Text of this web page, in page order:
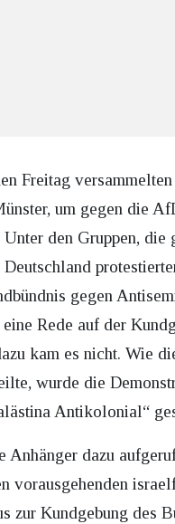
Freitag
um gegen die
Unter den Gruppen, die
gegen
Rede auf der
kam es nicht. Wie
wurde die
Antikolonial“
Anhänger dazu
vorausgehenden
zur Kundgebung des